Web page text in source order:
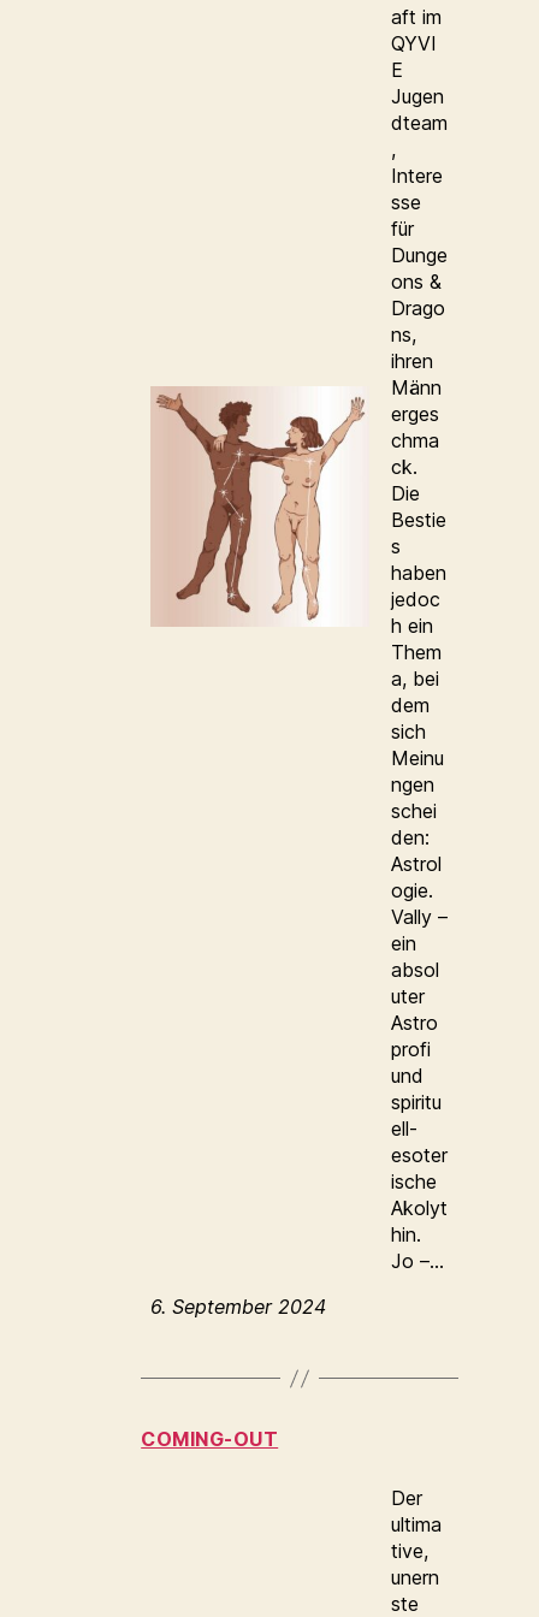
aft im
QYVI
E
Jugen
dteam
,
Intere
sse
für
Dunge
ons &
Drago
ns,
ihren
Männ
erges
chma
ck.
Die
Bestie
s
haben
jedoc
h ein
Them
a, bei
dem
sich
Meinu
ngen
schei
den:
Astrol
ogie.
Vally –
ein
absol
uter
Astro
profi
und
spiritu
ell-
esoter
ische
Akolyt
hin.
Jo –…
6. September 2024
COMING-OUT
Der
ultima
tive,
unern
ste